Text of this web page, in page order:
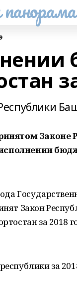
Законе
Закон
за 2018
за